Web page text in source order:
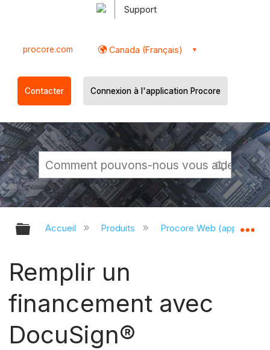
Support
procore.com Canada (Français)
Contacter Connexion à l'application Procore
Développer/réduire la hiérarchie
Accueil Produits Procore Web
Remplir un
financement avec
DocuSign®